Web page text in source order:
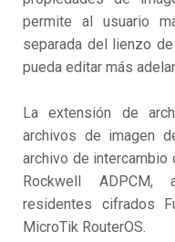
permite al usuario
separada del lienzo
pueda editar más
La extensión de
archivos de imagen
archivo de
Rockwell
residentes cifrados
MicroTik RouterOS.